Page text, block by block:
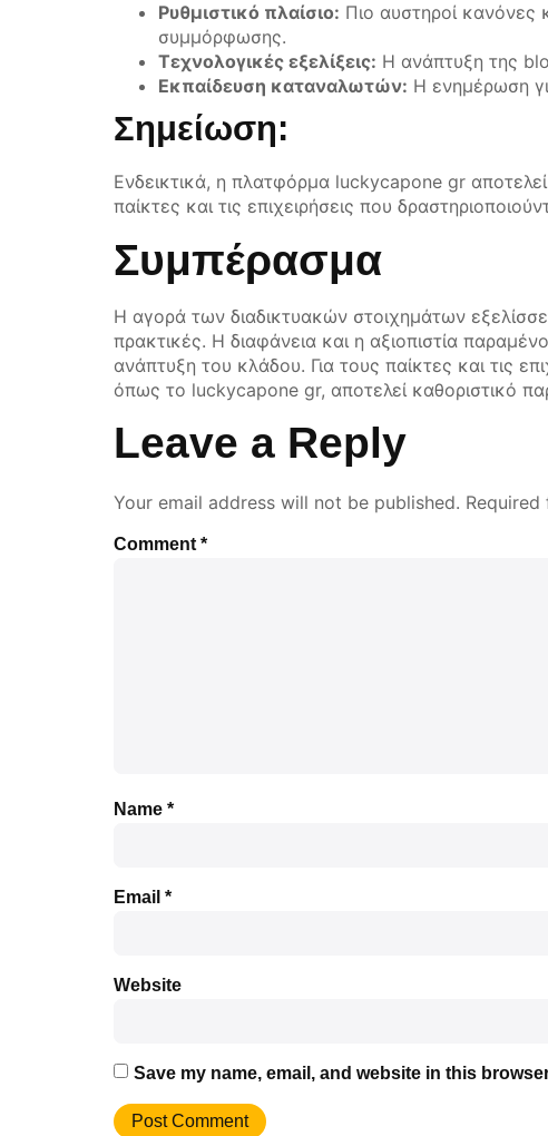
Ρυθμιστικό πλαίσιο: Πιο αυστηροί κανόνες
συμμόρφωσης.
Τεχνολογικές εξελίξεις: Η ανάπτυξη της
Εκπαίδευση καταναλωτών: Η ενημέρωση
Σημείωση:
Ενδεικτικά, η πλατφόρμα luckycapone gr
παίκτες και τις επιχειρήσεις που
Συμπέρασμα
Η αγορά των διαδικτυακών στοιχημάτων
πρακτικές. Η διαφάνεια και η αξιοπιστία
ανάπτυξη του κλάδου. Για τους παίκτες και τις
όπως το luckycapone gr, αποτελεί καθοριστικό
Leave a Reply
Your email address will not be published. Required
Comment *
Name *
Email *
Website
Save my name, email, and website in this